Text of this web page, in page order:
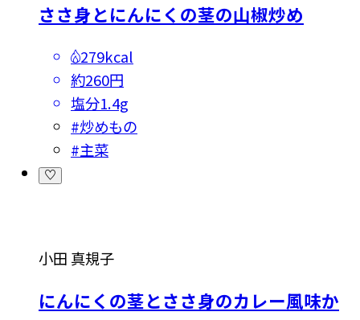
ささ身とにんにくの茎の山椒炒め
279kcal
約260円
塩分1.4g
#炒めもの
#主菜
小田 真規子
にんにくの茎とささ身のカレー風味か